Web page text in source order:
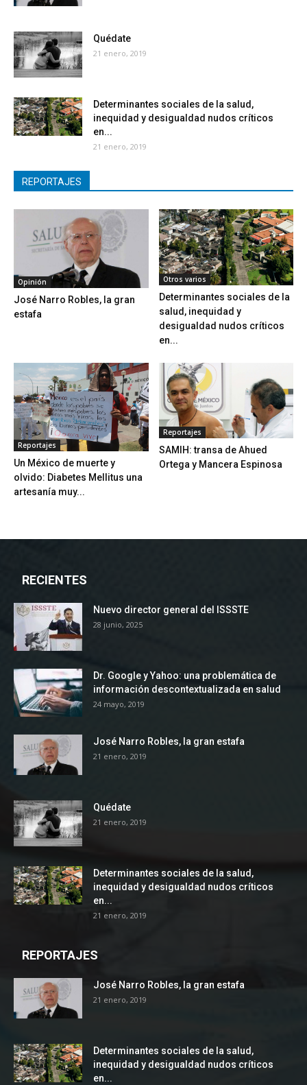
Quédate
21 enero, 2019
Determinantes sociales de la salud,
inequidad y desigualdad nudos críticos
en...
21 enero, 2019
REPORTAJES
Opinión
José Narro Robles, la gran
estafa
Otros varios
Determinantes sociales de la
salud, inequidad y
desigualdad nudos críticos
en...
Reportajes
Un México de muerte y
olvido: Diabetes Mellitus una
artesanía muy...
Reportajes
SAMIH: transa de Ahued
Ortega y Mancera Espinosa
RECIENTES
Nuevo director general del ISSSTE
28 junio, 2025
Dr. Google y Yahoo: una problemática de
información descontextualizada en salud
24 mayo, 2019
José Narro Robles, la gran estafa
21 enero, 2019
Quédate
21 enero, 2019
Determinantes sociales de la salud,
inequidad y desigualdad nudos críticos
en...
21 enero, 2019
REPORTAJES
José Narro Robles, la gran estafa
21 enero, 2019
Determinantes sociales de la salud,
inequidad y desigualdad nudos críticos
en...